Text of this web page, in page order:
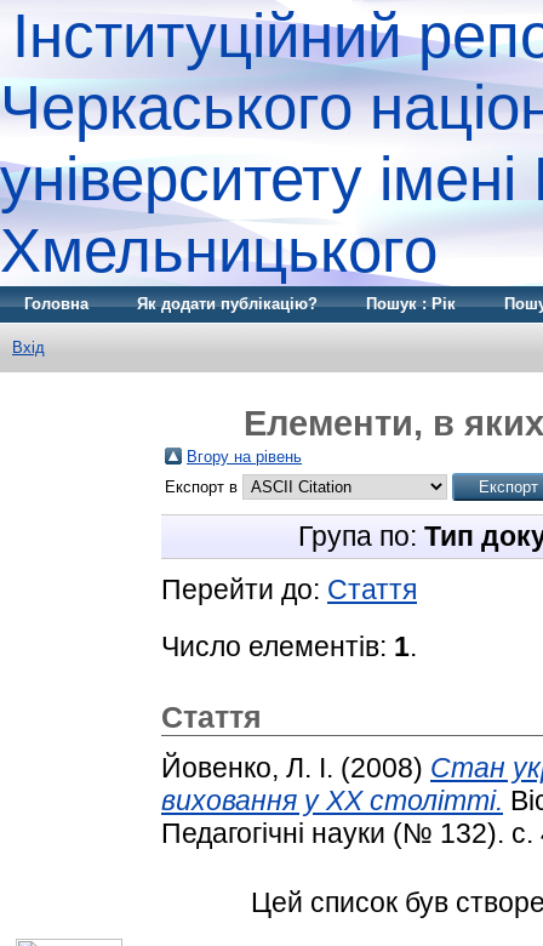
Інституційний
Черкаського
університету
Хмельницького
Головна Як додати публікацію? Пошук : Рік
Вхід
Елементи, в
Вгору на рівень
Експорт в
Група по: Тип
Перейти до: Стаття
Число елементів: 1.
Стаття
Йовенко, Л. І. (2008) Стан
виховання у ХХ столітті.
Педагогічні науки (№ 132).
Цей список був